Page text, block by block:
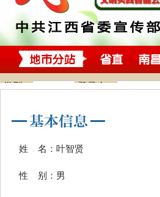
姓 名：叶智贤
性 别：男